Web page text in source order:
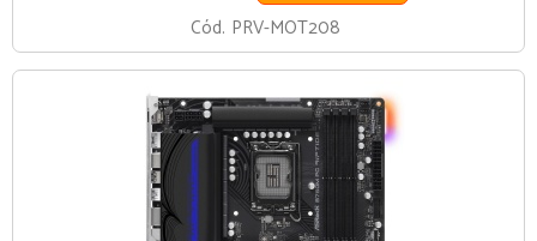
Cód. PRV-MOT208